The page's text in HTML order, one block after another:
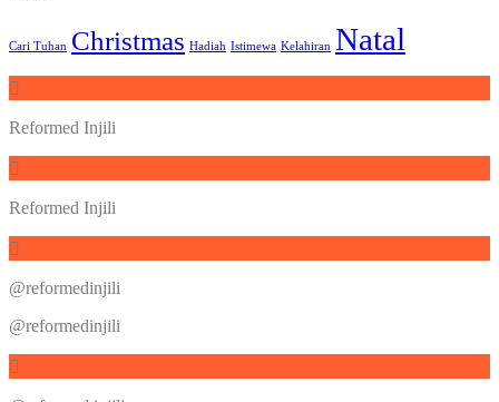
Cari Tuhan Christmas Hadiah Istimewa Kelahiran Natal
Reformed Injili
Reformed Injili
@reformedinjili
@reformedinjili